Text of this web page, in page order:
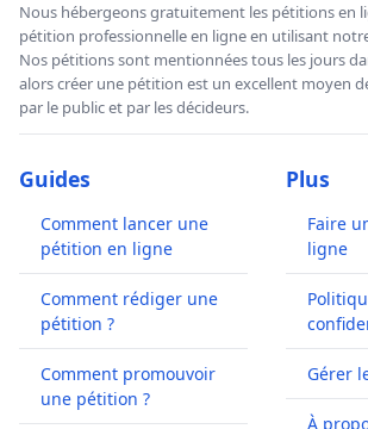
Nous hébergeons gratuitement les pétitions en
pétition professionnelle en ligne en utilisant
Nos pétitions sont mentionnées tous les jours
alors créer une pétition est un excellent moyen
par le public et par les décideurs.
Guides
Comment lancer une
pétition en ligne
Comment rédiger une
pétition ?
Comment promouvoir
une pétition ?
Plus
Faire
ligne
Gérer
À